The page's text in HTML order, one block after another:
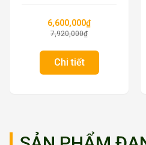
6,600,000₫
7,920,000₫
Chi tiết